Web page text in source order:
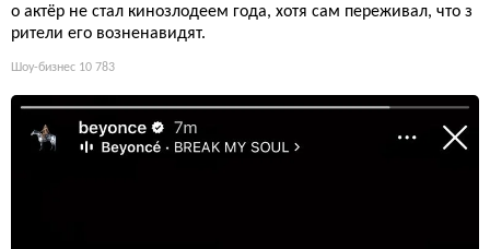
о актёр не стал кинозлодеем года, хотя сам переживал, что з
рители его возненавидят.
Шоу-бизнес 10 783